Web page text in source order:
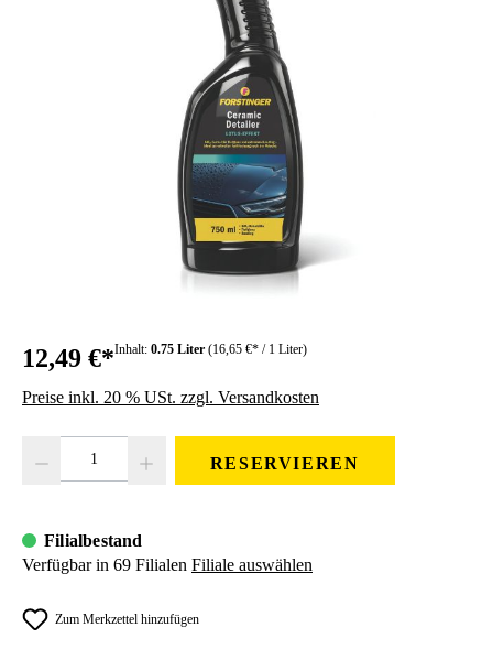
12,49 €*Inhalt: 0.75 Liter (16,65 €* / 1 Liter)
Preise inkl. 20 % USt. zzgl. Versandkosten
RESERVIEREN
Filialbestand
Verfügbar in 69 Filialen Filiale auswählen
Zum Merkzettel hinzufügen